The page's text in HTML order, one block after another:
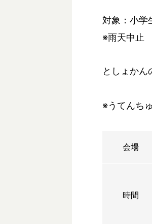
対象：小学
※雨天中止
としょかん
※うてんち
会場
時間